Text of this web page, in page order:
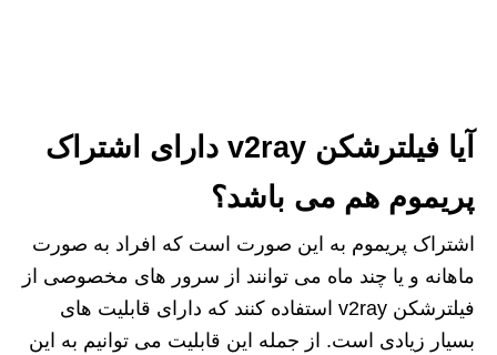
آیا فیلترشکن v2ray دارای اشتراک
پریموم هم می باشد؟
اشتراک پریموم به این صورت است که افراد به صورت
ماهانه و یا چند ماه می توانند از سرور های مخصوصی از
فیلترشکن v2ray استفاده کنند که دارای قابلیت های
بسیار زیادی است. از جمله این قابلیت می‌ توانیم به این